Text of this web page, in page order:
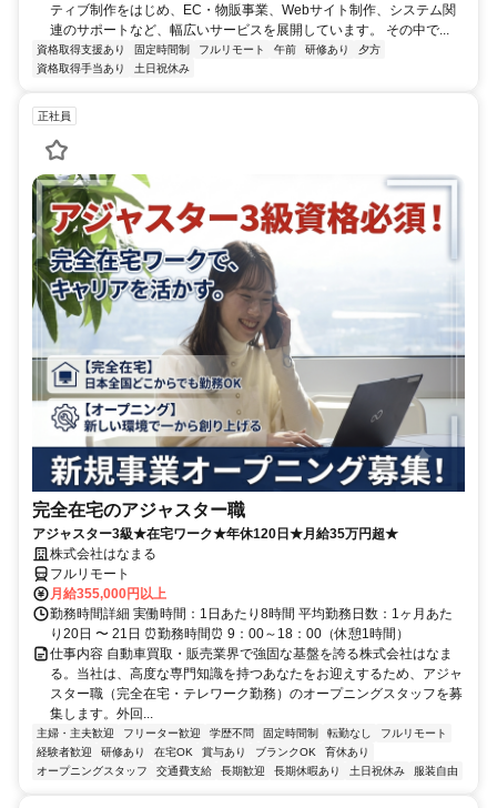
ティブ制作をはじめ、EC・物販事業、Webサイト制作、システム関
連のサポートなど、幅広いサービスを展開しています。 その中で...
資格取得支援あり 固定時間制 フルリモート 午前 研修あり
夕方
資格取得手当あり
土日祝休み
正社員
完全在宅のアジャスター職
アジャスター3級★在宅ワーク★年休120日★月給35万円超★
株式会社はなまる
フルリモート
月給355,000円以上
勤務時間詳細 実働時間：1日あたり8時間 平均勤務日数：1ヶ月あた
り20日 〜 21日 ⏰勤務時間⏰ 9：00～18：00（休憩1時間）
仕事内容 自動車買取・販売業界で強固な基盤を誇る株式会社はなま
る。当社は、高度な専門知識を持つあなたをお迎えするため、アジャ
スター職（完全在宅・テレワーク勤務）のオープニングスタッフを募
集します。外回...
主婦・主夫歓迎 フリーター歓迎 学歴不問 固定時間制 転勤なし
フルリモート
経験者歓迎
研修あり 在宅OK 賞与あり ブランクOK
育休あり
オープニングスタッフ
交通費支給 長期歓迎 長期休暇あり 土日祝休み 服装自由